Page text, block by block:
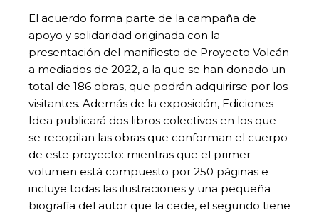
El acuerdo forma parte de la campaña de
apoyo y solidaridad originada con la
presentación del manifiesto de Proyecto Volcán
a mediados de 2022, a la que se han donado un
total de 186 obras, que podrán adquirirse por los
visitantes. Además de la exposición, Ediciones
Idea publicará dos libros colectivos en los que
se recopilan las obras que conforman el cuerpo
de este proyecto: mientras que el primer
volumen está compuesto por 250 páginas e
incluye todas las ilustraciones y una pequeña
biografía del autor que la cede, el segundo tiene